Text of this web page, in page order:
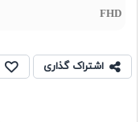
FHD
اشتراک گذاری